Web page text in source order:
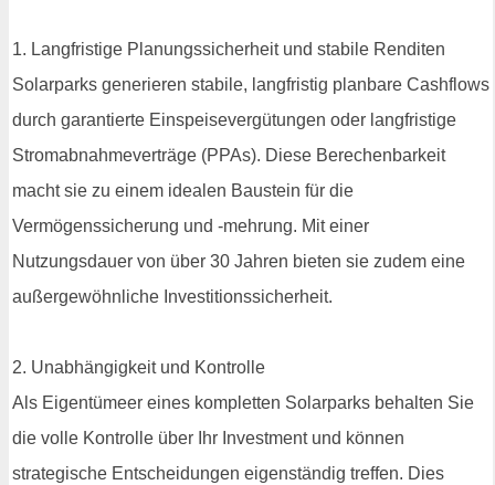
1. Langfristige Planungssicherheit und stabile Renditen
Solarparks generieren stabile, langfristig planbare Cashflows
durch garantierte Einspeisevergütungen oder langfristige
Stromabnahmeverträge (PPAs). Diese Berechenbarkeit
macht sie zu einem idealen Baustein für die
Vermögenssicherung und -mehrung. Mit einer
Nutzungsdauer von über 30 Jahren bieten sie zudem eine
außergewöhnliche Investitionssicherheit.
2. Unabhängigkeit und Kontrolle
Als Eigentümeer eines kompletten Solarparks behalten Sie
die volle Kontrolle über Ihr Investment und können
strategische Entscheidungen eigenständig treffen. Dies